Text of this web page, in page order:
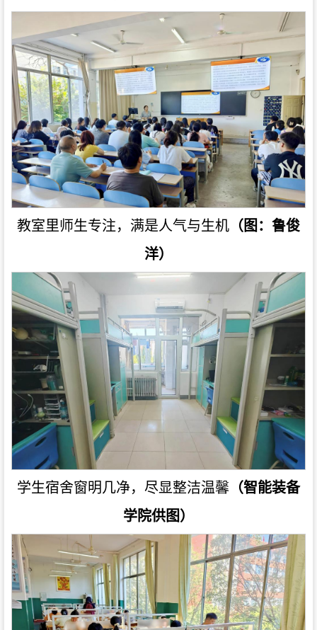
教室里师生专注，满是人气与生机 （图：鲁俊
洋）
学生宿舍窗明几净，尽显整洁温馨 （智能装备
学院供图）